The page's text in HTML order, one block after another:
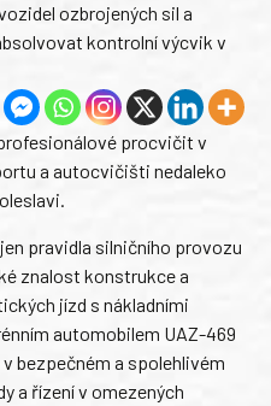
ozbrojených sil a
kontrolní výcvik v
procvičit v
a autocvičišti nedaleko
pravidla silničního provozu
znalost konstrukce a
jízd s nákladními
automobilem UAZ-469
bezpečném a spolehlivém
a řízení v omezených